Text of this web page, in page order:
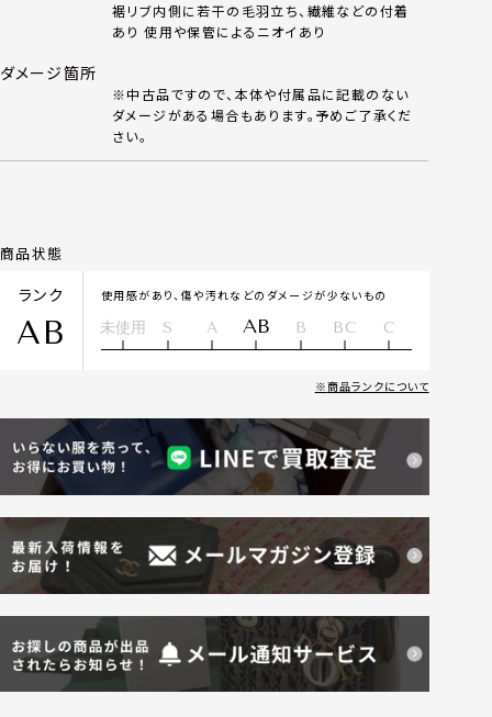
ダメージ箇所
裾リブ内側に若干の毛羽立ち、繊維などの付着
あり 使用や保管によるニオイあり
※中古品ですので、本体や付属品に記載のない
ダメージがある場合もあります。予めご了承くだ
さい。
商品状態
ランク
AB
使用感があり、傷や汚れなどのダメージが少ないもの
未使用 S A AB B BC C
商品ランクについて